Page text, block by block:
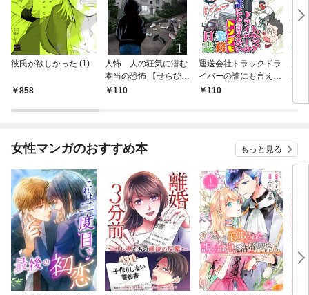
彼氏が欲しかった (1)
858
人怖 人の狂気に潜む
本当の恐怖 【せらびぃ
連載版】１
110
運送会社トラックドラ
イバーの誰にも言えな
いトンデモ業務日誌
110
悪
女性マンガのおすすめ本 もっと見る